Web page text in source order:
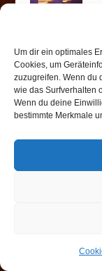
Um dir ein optimales
Cookies, um
zuzugreifen. Wenn du
wie das Surfverhalten
Wenn du deine
bestimmte Merkmale